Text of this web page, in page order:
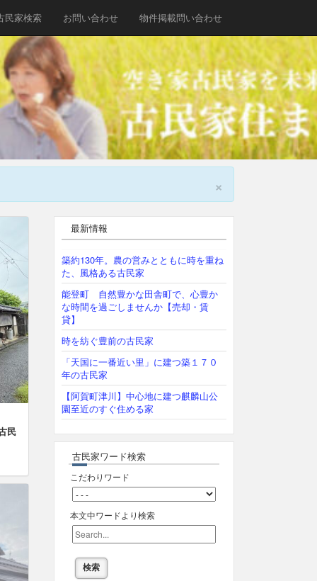
民家検索 お問い合わせ 物件掲載問い合わせ
×
民
最新情報
築約130年。農の営みとともに時を重ね
た、風格ある古民家
能登町 自然豊かな田舎町で、心豊か
な時間を過ごしませんか【売却・賃
貸】
時を紡ぐ豊前の古民家
「天国に一番近い里」に建つ築１７０
年の古民家
【阿賀町津川】中心地に建つ麒麟山公
園至近のすぐ住める家
古民家ワード検索
こだわりワード
本文中ワードより検索